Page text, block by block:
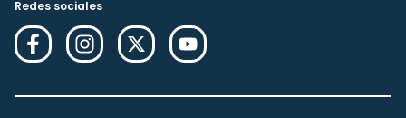
Redes sociales